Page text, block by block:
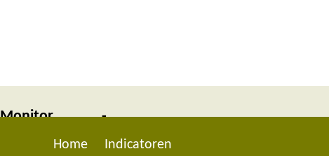
de
inhoud
Monitor
Nationale
-
2024
Home Indicatoren